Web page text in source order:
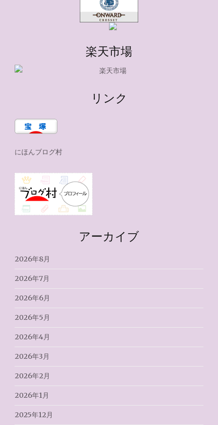
楽天市場
リンク
にほんブログ村
アーカイブ
2026年8月
2026年7月
2026年6月
2026年5月
2026年4月
2026年3月
2026年2月
2026年1月
2025年12月